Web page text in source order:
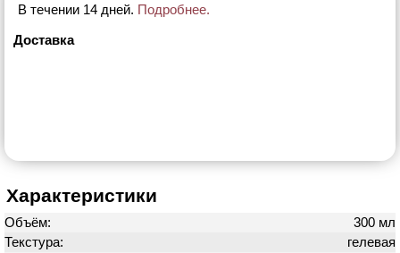
В течении 14 дней. Подробнее.
Доставка
Характеристики
Объём:
300 мл
Текстура:
гелевая